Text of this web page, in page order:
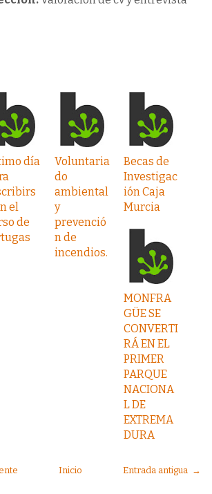
día
el
de
Voluntaria
do
ambiental
y
prevenció
n de
incendios.
Becas de
Investigac
ión Caja
Murcia
MONFRA
GÜE SE
CONVERTI
RÁ EN EL
PRIMER
PARQUE
NACIONA
L DE
EXTREMA
DURA
Entrada antigua →
Inicio